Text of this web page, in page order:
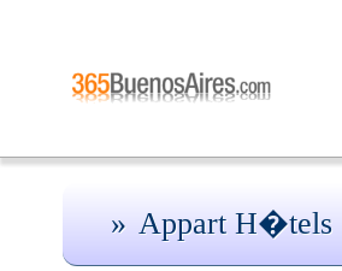
Appart H�tels